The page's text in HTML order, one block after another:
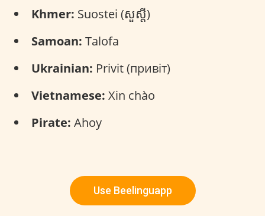
Khmer: Suostei (សួស្តី)
Samoan: Talofa
Ukrainian: Privit (привіт)
Vietnamese: Xin chào
Pirate: Ahoy
Use Beelinguapp